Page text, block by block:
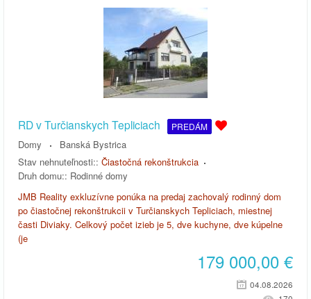
RD v Turčianskych Tepliciach PREDÁM
Domy
Banská Bystrica
Stav nehnuteľnosti:: Čiastočná rekonštrukcia
Druh domu:: Rodinné domy
JMB Reality exkluzívne ponúka na predaj zachovalý rodinný dom
po čiastočnej rekonštrukcii v Turčianskych Tepliciach, miestnej
časti Diviaky. Celkový počet izieb je 5, dve kuchyne, dve kúpelne
(je
179 000,00 €
04.08.2026